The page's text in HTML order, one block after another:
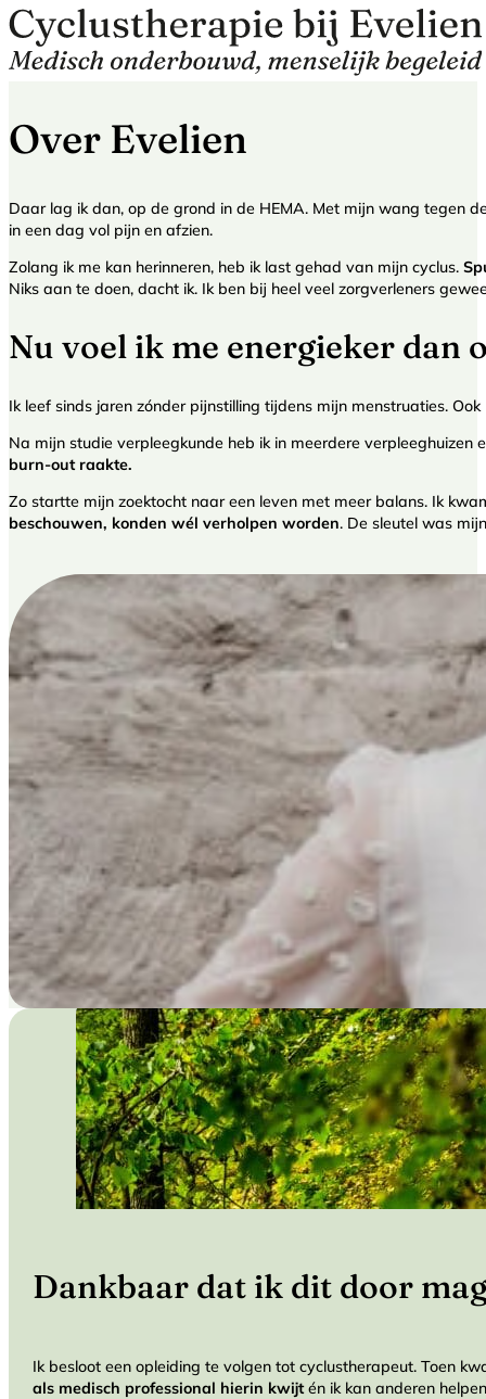
Over Evelien
Daar lag ik dan, op de grond in de HEMA. Met mijn wang tegen
in een dag vol pijn en afzien.
Zolang ik me kan herinneren, heb ik last gehad van mijn cyclus.
Niks aan te doen, dacht ik. Ik ben bij heel veel zorgverleners
Nu voel ik me energieker dan
Ik leef sinds jaren zónder pijnstilling tijdens mijn menstruaties.
Na mijn studie verpleegkunde heb ik in meerdere
burn-out raakte.
Zo startte mijn zoektocht naar een leven met meer balans. Ik
beschouwen, konden wél verholpen worden. De sleutel was
Dankbaar dat ik dit door
Ik besloot een opleiding te volgen tot cyclustherapeut. Toen
als medisch professional hierin kwijtén ik kan anderen